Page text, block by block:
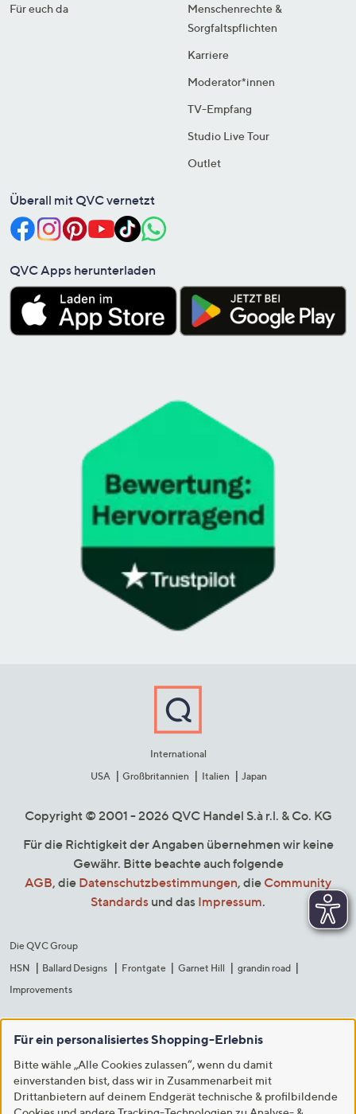
Für euch da
Menschenrechte &
Sorgfaltspflichten
Karriere
Moderator*innen
TV-Empfang
Studio Live Tour
Outlet
Überall mit QVC vernetzt
QVC Apps herunterladen
International
USA
Großbritannien Italien Japan
Copyright © 2001 - 2026 QVC Handel S.à r.l. & Co. KG
Für die Richtigkeit der Angaben übernehmen wir keine
Gewähr. Bitte beachte auch folgende
AGB, die Datenschutzbestimmungen, die Community
Standards und das Impressum.
Die QVC Group
HSN
Ballard Designs Frontgate Garnet Hill
grandin road
Improvements
Für ein personalisiertes Shopping-Erlebnis
Bitte wähle „Alle Cookies zulassen“, wenn du damit
einverstanden bist, dass wir in Zusammenarbeit mit
Drittanbietern auf deinem Endgerät technische & profilbildende